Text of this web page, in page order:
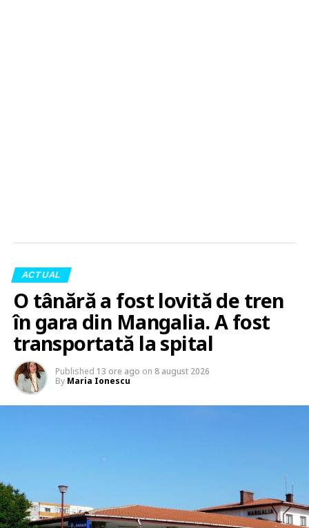
ACTUAL
O tânără a fost lovită de tren
în gara din Mangalia. A fost
transportată la spital
Published 13 ore ago on 8 august 2026
By Maria Ionescu